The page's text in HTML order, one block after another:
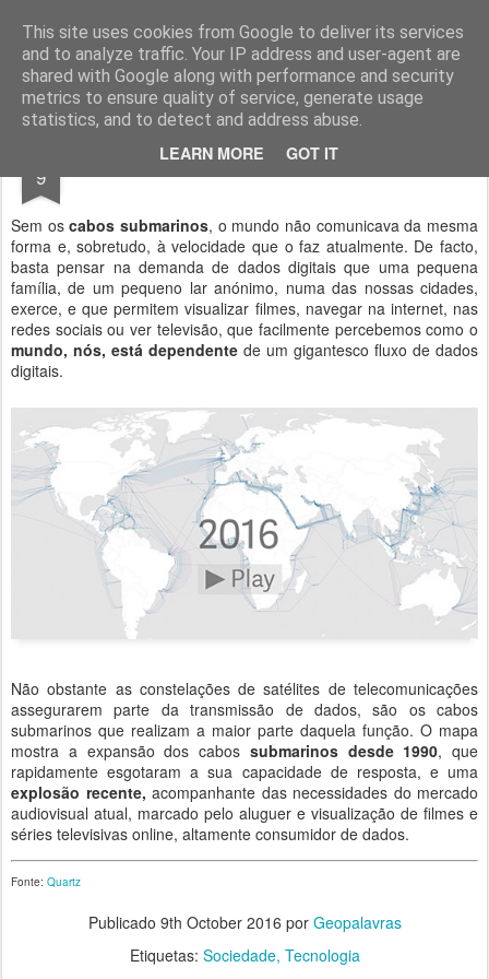
This site uses cookies from Google to deliver its services
and to analyze traffic. Your IP address and user-agent are
shared with Google along with performance and security
metrics to ensure quality of service, generate usage
statistics, and to detect and address abuse.
LEARN MORE GOT IT
Geopalavras
canal800 clique ZapCanal
9 Cabos submarinos.
Sem oscabos submarinos, o mundo não comunicava da mesma
forma e, sobretudo, à velocidade que o faz atualmente. De facto,
basta pensar na demanda de dados digitais que uma pequena
família, de um pequeno lar anónimo, numa das nossas cidades,
exerce, e que permitem visualizar filmes, navegar na internet, nas
redes sociais ou ver televisão, que facilmente percebemos como o
mundo, nós, está dependente de um gigantesco fluxo de dados
digitais.
Não obstante as constelações de satélites de telecomunicações
assegurarem parte da transmissão de dados, são os cabos
submarinos que realizam a maior parte daquela função. O mapa
mostra a expansão dos cabos submarinos desde 1990, que
rapidamente esgotaram a sua capacidade de resposta, e uma
explosão recente, acompanhante das necessidades do mercado
audiovisual atual, marcado pelo aluguer e visualização de filmes e
séries televisivas online, altamente consumidor de dados.
Fonte: Quartz
Publicado 9th October 2016 por Geopalavras
Etiquetas: Sociedade Tecnologia